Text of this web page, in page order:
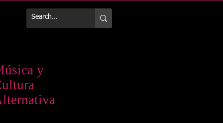
y